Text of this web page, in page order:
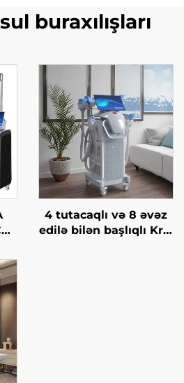
buraxılışları
4 tutacaqlı və 8 əvəz
edilə bilən başlıqlı Krio